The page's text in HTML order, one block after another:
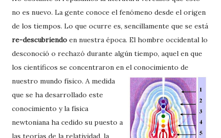
no es nuevo. La gente conoce el fenómeno desde el origen
de los tiempos. Lo que ocurre es, sencillamente que se está
re-descubriendo en nuestra época. El hombre occidental lo
desconoció o rechazó durante algún tiempo, aquel en que
los científicos se concentraron en el conocimiento de
nuestro mundo físico. A medida
que se ha desarrollado este
conocimiento y la física
newtoniana ha cedido su puesto a
las teorías de la relatividad, la